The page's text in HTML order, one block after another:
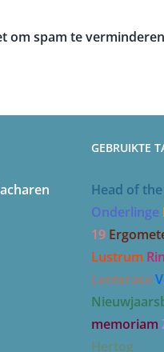
om spam te
GEBRUIKTE
Head of
Onderlinge
19
Lustrum
Lenterace
memoriam
Hertog